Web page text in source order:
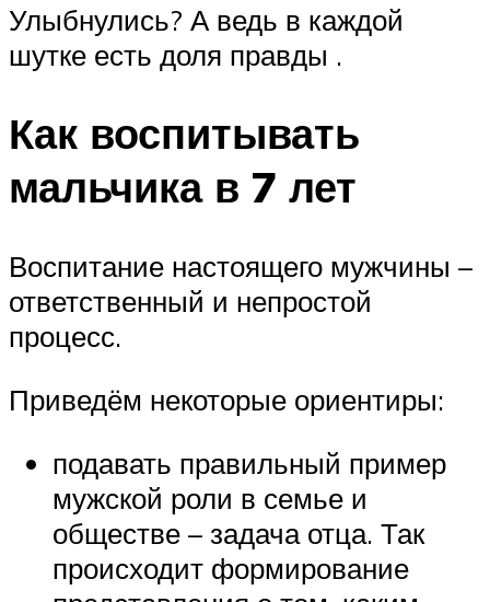
Улыбнулись? А ведь в каждой
шутке есть доля правды .
Как воспитывать
мальчика в 7 лет
Воспитание настоящего мужчины –
ответственный и непростой
процесс.
Приведём некоторые ориентиры:
подавать правильный пример
мужской роли в семье и
обществе – задача отца. Так
происходит формирование